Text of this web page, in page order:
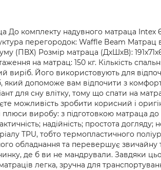
До комплекту надувного матраца Intex
перегородок: Waffle Beam Матрац
(ПВХ) Розмір матраца (ДхШхВ):
на матрац: 150 кг. Кількість
виріб. Його використовують для
який допоможе вам відпочити з
для сну влітку, тому що спати на
можливість зробити корисний і
плюси виробу: з підготовкою матраца до
надійність; простота
TPU, тобто термопластичного
обладнання та перевершує
де б ви не мандрували. Завдяки
легка, зручна для